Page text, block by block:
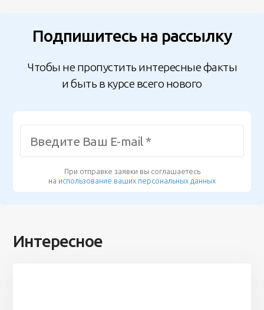
Подпишитесь на рассылку
Чтобы не пропустить интересные факты
и быть в курсе всего нового
При отправке заявки вы соглашаетесь
на использование ваших персональных данных
Интересное